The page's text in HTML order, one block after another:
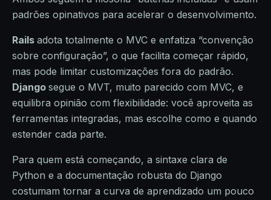
padrões opinativos para acelerar o desenvolvimento.
Rails adota totalmente o MVC e enfatiza “convenção
sobre configuração”, o que facilita começar rápido,
mas pode limitar customizações fora do padrão.
Django segue o MVT, muito parecido com MVC, e
equilibra opinião com flexibilidade: você aproveita as
ferramentas integradas, mas escolhe como e quando
estender cada parte.
Para quem está começando, a sintaxe clara de
Python e a documentação robusta do Django
costumam tornar a curva de aprendizado um pouco